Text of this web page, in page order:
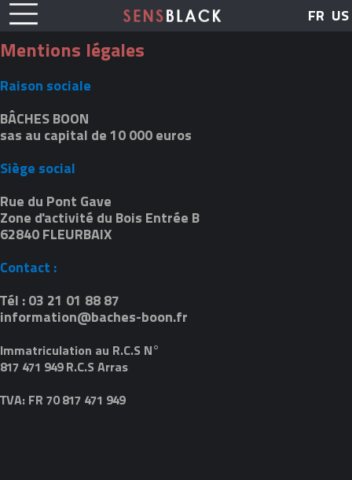
US
FR
Mentions légales
Raison sociale
BÂCHES BOON
sas au capital de 10 000 euros
Siège social
Rue du Pont Gave
Zone d'activité du Bois Entrée B
62840 FLEURBAIX
Contact :
Tél : 03 21 01 88 87
information@baches-boon.fr
Immatriculation au R.C.S N°
817 471 949 R.C.S Arras
TVA: FR 70 817 471 949